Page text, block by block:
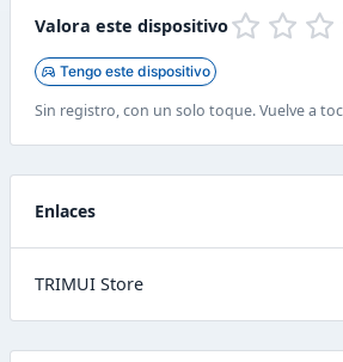
Valora este dispositivo
Tengo este dispositivo
Sin registro, con un solo toque. Vuelve a
Enlaces
TRIMUI Store